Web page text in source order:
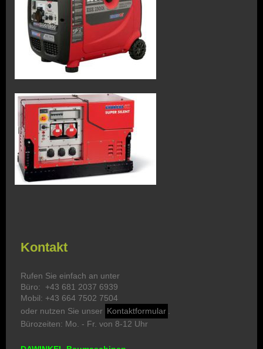
Kontakt
Rufen Sie einfach an unter
Büro: +43 681 2037 6939
Mobil: +43 664 7502 7504
oder nutzen Sie unser Kontaktformular .
Bürozeiten: Mo. - Fr. von 8-12 Uhr